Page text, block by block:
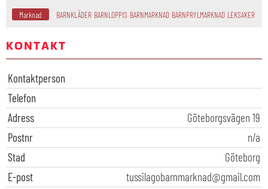
Marknad BARNKLÄDER BARNLOPPIS BARNMARKNAD BARNPRYLMARKNAD LEKSAKER
KONTAKT
Kontaktperson
Telefon
Adress
Göteborgsvägen 19
Postnr
n/a
Stad
Göteborg
E-post
tussilagobarnmarknad@gmail.com